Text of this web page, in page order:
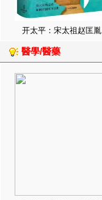
开太平：宋太祖赵匡胤
醫學/醫藥